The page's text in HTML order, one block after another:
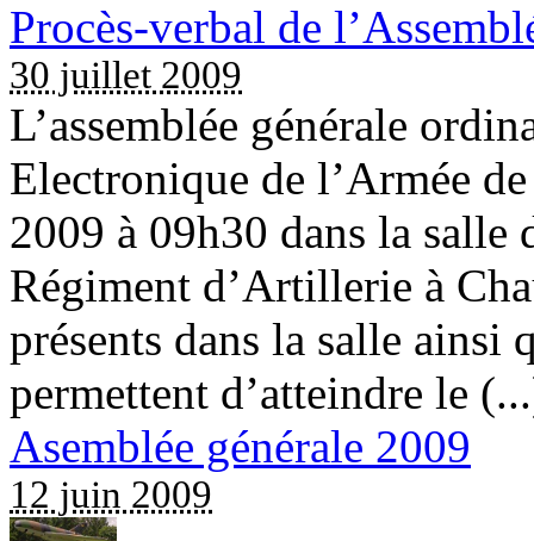
Procès-verbal de
30 juillet 2009
L’assemblée générale
Electronique de l’Armée
2009 à 09h30 dans la salle
Régiment d’Artillerie à
présents dans la salle ainsi
permettent d’atteindre le
Asemblée générale 2009
12 juin 2009